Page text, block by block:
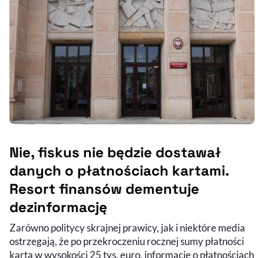
Nie, fiskus nie będzie dostawał
danych o płatnościach kartami.
Resort finansów dementuje
dezinformację
Zarówno politycy skrajnej prawicy, jak i niektóre media
ostrzegają, że po przekroczeniu rocznej sumy płatności
kartą w wysokości 25 tys. euro, informacje o płatnościach